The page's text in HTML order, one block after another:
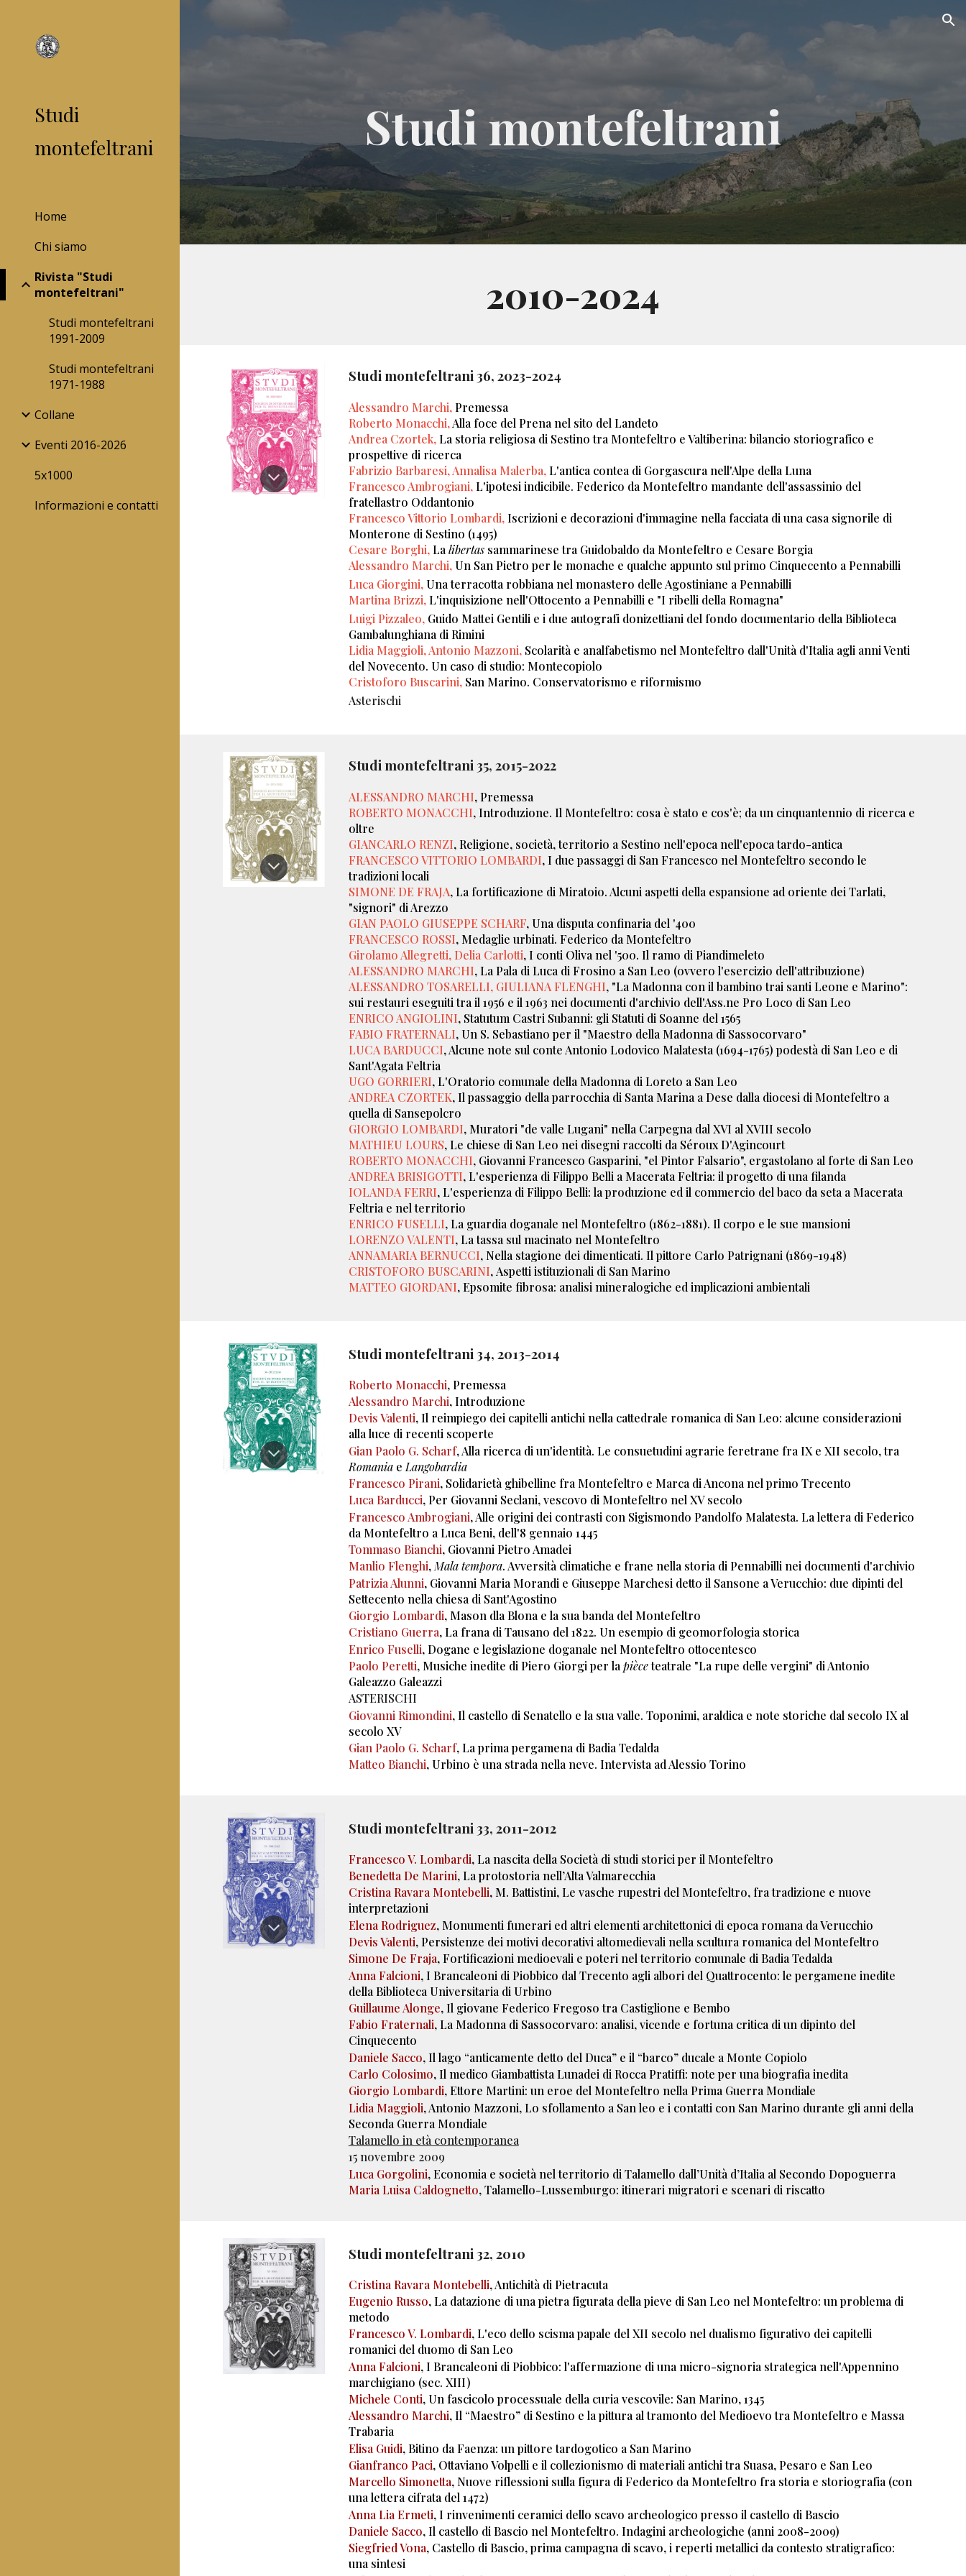
Skip to navigation
Studi
montefeltrani
Home
Chi siamo
Rivista "Studi
montefeltrani"
Studi montefeltrani
1991-2009
Studi montefeltrani
1971-1988
Collane
Eventi 2016-2026
5x1000
Informazioni e contatti
Studi montefeltrani
2010-2024
Studi montefeltrani 36, 2023-2024
Alessandro Marchi, Premessa
Roberto Monacchi,Alla foce del Prena nel sito del Landeto
Andrea Czortek, La storia religiosa di Sestino tra Montefeltro e Valtiberina: bilancio storiografico e
prospettive di ricerca
Fabrizio Barbaresi, Annalisa Malerba, L'antica contea di Gorgascura nell'Alpe della Luna
Francesco Ambrogiani, L'ipotesi indicibile. Federico da Montefeltro mandante dell'assassinio del
fratellastro Oddantonio
Francesco Vittorio Lombardi,Iscrizioni e decorazioni d'immagine nella facciata di una casa signorile di
Monterone di Sestino (1495)
Cesare Borghi, La libertassammarinese tra Guidobaldo da Montefeltro e Cesare Borgia
Alessandro Marchi, Un San Pietro per le monache e qualche appunto sul primo Cinquecento a Pennabilli
Luca Giorgini, Una terracotta robbiana nel monastero delle Agostiniane a Pennabilli
Martina Brizzi, L'inquisizione nell'Ottocento a Pennabilli e "I ribelli della Romagna"
Luigi Pizzaleo, Guido Mattei Gentili e i due autografi donizettiani del fondo documentario della Biblioteca
Gambalunghiana di Rimini
Lidia Maggioli, Antonio Mazzoni, Scolarità e analfabetismo nel Montefeltro dall'Unità d'Italia agli anni Venti
del Novecento. Un caso di studio: Montecopiolo
Cristoforo Buscarini,San Marino. Conservatorismo e riformismo
Asterischi
Studi montefeltrani 35, 2015-2022
ALESSANDRO MARCHI, Premessa
ROBERTO MONACCHI, Introduzione. Il Montefeltro: cosa è stato e cos'è; da un cinquantennio di ricerca e
oltre
GIANCARLO RENZI, Religione, società, territorio a Sestino nell'epoca nell'epoca tardo-antica
FRANCESCO VITTORIO LOMBARDI, I due passaggi di San Francesco nel Montefeltro secondo le
tradizioni locali
SIMONE DE FRAJA, La fortificazione di Miratoio. Alcuni aspetti della espansione ad oriente dei Tarlati,
"signori" di Arezzo
GIAN PAOLO GIUSEPPE SCHARF, Una disputa confinaria del '400
FRANCESCO ROSSI, Medaglie urbinati. Federico da Montefeltro
Girolamo Allegretti, Delia Carlotti, I conti Oliva nel '500. Il ramo di Piandimeleto
ALESSANDRO MARCHI, La Pala di Luca di Frosino a San Leo (ovvero l'esercizio dell'attribuzione)
ALESSANDRO TOSARELLI, GIULIANA FLENGHI, "La Madonna con il bambino trai santi Leone e Marino":
sui restauri eseguiti tra il 1956 e il 1963 nei documenti d'archivio dell'Ass.ne Pro Loco di San Leo
ENRICO ANGIOLINI, Statutum Castri Subanni: gli Statuti di Soanne del 1565
FABIO FRATERNALI, Un S. Sebastiano per il "Maestro della Madonna di Sassocorvaro"
LUCA BARDUCCI, Alcune note sul conte Antonio Lodovico Malatesta (1694-1765) podestà di San Leo e di
Sant'Agata Feltria
UGO GORRIERI, L'Oratorio comunale della Madonna di Loreto a San Leo
ANDREA CZORTEK, Il passaggio della parrocchia di Santa Marina a Dese dalla diocesi di Montefeltro a
quella di Sansepolcro
GIORGIO LOMBARDI, Muratori "de valle Lugani" nella Carpegna dal XVI al XVIII secolo
MATHIEU LOURS, Le chiese di San Leo nei disegni raccolti da Séroux D'Agincourt
ROBERTO MONACCHI, Giovanni Francesco Gasparini, "el Pintor Falsario", ergastolano al forte di San Leo
ANDREA BRISIGOTTI, L'esperienza di Filippo Belli a Macerata Feltria: il progetto di una filanda
IOLANDA FERRI, L'esperienza di Filippo Belli: la produzione ed il commercio del baco da seta a Macerata
Feltria e nel territorio
ENRICO FUSELLI, La guardia doganale nel Montefeltro (1862-1881). Il corpo e le sue mansioni
LORENZO VALENTI, La tassa sul macinato nel Montefeltro
ANNAMARIA BERNUCCI, Nella stagione dei dimenticati. Il pittore Carlo Patrignani (1869-1948)
CRISTOFORO BUSCARINI, Aspetti istituzionali di San Marino
MATTEO GIORDANI, Epsomite fibrosa: analisi mineralogiche ed implicazioni ambientali
Studi montefeltrani 34, 2013-2014
Roberto Monacchi, Premessa
Alessandro Marchi, Introduzione
Devis Valenti, Il reimpiego dei capitelli antichi nella cattedrale romanica di San Leo: alcune considerazioni
alla luce di recenti scoperte
Gian Paolo G. Scharf, Alla ricerca di un'identità. Le consuetudini agrarie feretrane fra IX e XII secolo, tra
Romaniae Langobardia
Francesco Pirani, Solidarietà ghibelline fra Montefeltro e Marca di Ancona nel primo Trecento
Luca Barducci, Per Giovanni Seclani, vescovo di Montefeltro nel XV secolo
Francesco Ambrogiani, Alle origini dei contrasti con Sigismondo Pandolfo Malatesta. La lettera di Federico
da Montefeltro a Luca Beni, dell'8 gennaio 1445
Tommaso Bianchi, Giovanni Pietro Amadei
Manlio Flenghi,Mala tempora. Avversità climatiche e frane nella storia di Pennabilli nei documenti d'archivio
Patrizia Alunni, Giovanni Maria Morandi e Giuseppe Marchesi detto il Sansone a Verucchio: due dipinti del
Settecento nella chiesa di Sant'Agostino
Giorgio Lombardi, Mason dla Blona e la sua banda del Montefeltro
Cristiano Guerra, La frana di Tausano del 1822. Un esempio di geomorfologia storica
Enrico Fuselli, Dogane e legislazione doganale nel Montefeltro ottocentesco
Paolo Peretti, Musiche inedite di Piero Giorgi per la pièceteatrale "La rupe delle vergini" di Antonio
Galeazzo Galeazzi
ASTERISCHI
Giovanni Rimondini, Il castello di Senatello e la sua valle. Toponimi, araldica e note storiche dal secolo IX al
secolo XV
Gian Paolo G. Scharf, La prima pergamena di Badia Tedalda
Matteo Bianchi, Urbino è una strada nella neve. Intervista ad Alessio Torino
Studi montefeltrani 33, 2011-2012
Francesco V. Lombardi, La nascita della Società di studi storici per il Montefeltro
Benedetta De Marini, La protostoria nell’Alta Valmarecchia
Cristina Ravara Montebelli, M. Battistini, Le vasche rupestri del Montefeltro, fra tradizione e nuove
interpretazioni
Elena Rodriguez, Monumenti funerari ed altri elementi architettonici di epoca romana da Verucchio
Devis Valenti, Persistenze dei motivi decorativi altomedievali nella scultura romanica del Montefeltro
Simone De Fraja, Fortificazioni medioevali e poteri nel territorio comunale di Badia Tedalda
Anna Falcioni, I Brancaleoni di Piobbico dal Trecento agli albori del Quattrocento: le pergamene inedite
della Biblioteca Universitaria di Urbino
Guillaume Alonge, Il giovane Federico Fregoso tra Castiglione e Bembo
Fabio Fraternali, La Madonna di Sassocorvaro: analisi, vicende e fortuna critica di un dipinto del
Cinquecento
Daniele Sacco, Il lago “anticamente detto del Duca” e il “barco” ducale a Monte Copiolo
Carlo Colosimo, Il medico Giambattista Lunadei di Rocca Pratiffi: note per una biografia inedita
Giorgio Lombardi, Ettore Martini: un eroe del Montefeltro nella Prima Guerra Mondiale
Lidia Maggioli, Antonio Mazzoni, Lo sfollamento a San leo e i contatti con San Marino durante gli anni della
Seconda Guerra Mondiale
Talamello in età contemporanea
15 novembre 2009
Luca Gorgolini, Economia e società nel territorio di Talamello dall’Unità d’Italia al Secondo Dopoguerra
Maria Luisa Caldognetto, Talamello-Lussemburgo: itinerari migratori e scenari di riscatto
Studi montefeltrani 32, 2010
Cristina Ravara Montebelli, Antichità di Pietracuta
Eugenio Russo, La datazione di una pietra figurata della pieve di San Leo nel Montefeltro: un problema di
metodo
Francesco V. Lombardi, L'eco dello scisma papale del XII secolo nel dualismo figurativo dei capitelli
romanici del duomo di San Leo
Anna Falcioni, I Brancaleoni di Piobbico: l'affermazione di una micro-signoria strategica nell'Appennino
marchigiano (sec. XIII)
Michele Conti, Un fascicolo processuale della curia vescovile: San Marino, 1345
Alessandro Marchi, Il “Maestro” di Sestino e la pittura al tramonto del Medioevo tra Montefeltro e Massa
Trabaria
Elisa Guidi, Bitino da Faenza: un pittore tardogotico a San Marino
Gianfranco Paci, Ottaviano Volpelli e il collezionismo di materiali antichi tra Suasa, Pesaro e San Leo
Marcello Simonetta, Nuove riflessioni sulla figura di Federico da Montefeltro fra storia e storiografia (con
una lettera cifrata del 1472)
Anna Lia Ermeti, I rinvenimenti ceramici dello scavo archeologico presso il castello di Bascio
Daniele Sacco, Il castello di Bascio nel Montefeltro. Indagini archeologiche (anni 2008-2009)
Siegfried Vona, Castello di Bascio, prima campagna di scavo, i reperti metallici da contesto stratigrafico:
una sintesi